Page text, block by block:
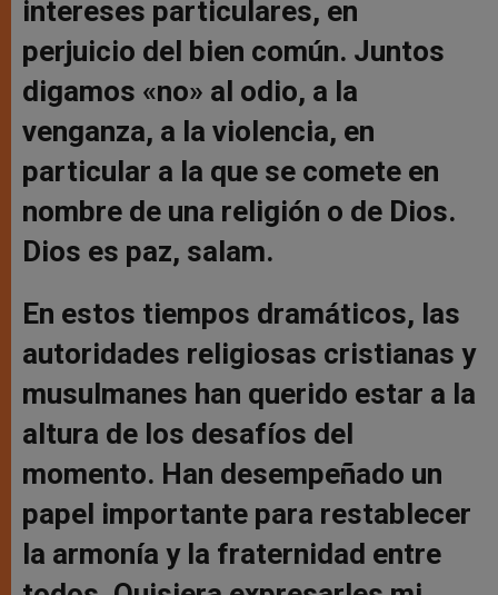
intereses particulares, en
perjuicio del bien común. Juntos
digamos «no» al odio, a la
venganza, a la violencia, en
particular a la que se comete en
nombre de una religión o de Dios.
Dios es paz, salam.
En estos tiempos dramáticos, las
autoridades religiosas cristianas y
musulmanes han querido estar a la
altura de los desafíos del
momento. Han desempeñado un
papel importante para restablecer
la armonía y la fraternidad entre